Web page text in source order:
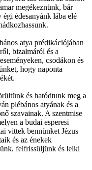
megékeznünk, bár
édesanyánk lába elé
atya prédikációjában
bizalmáról és a
csodákon és
hogy naponta
és hatódtunk meg a
plébános atyának és a
szavainak. A szentmise
a budai esperesi
vittek bennünket Jézus
és az énekek
felfrissüljünk és lelki